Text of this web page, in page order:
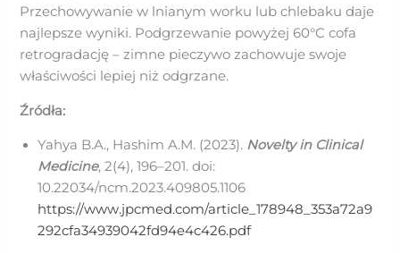
Przechowywanie w lnianym worku lub chlebaku daje
najlepsze wyniki. Podgrzewanie powyżej 60°C cofa
retrogradację – zimne pieczywo zachowuje swoje
właściwości lepiej niż odgrzane.
Źródła:
Yahya B.A., Hashim A.M. (2023). Novelty in Clinical
Medicine, 2(4), 196–201. doi:
10.22034/ncm.2023.409805.1106
https://www.jpcmed.com/article_178948_353a72a9
292cfa34939042fd94e4c426.pdf